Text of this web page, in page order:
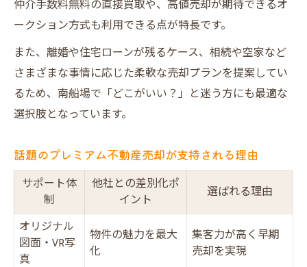
売却期間の目安と手続き流れ一覧表
プレミアム不動産売却で期間短縮できる理
由
必要書類と準備するタイミングのコツ
手続きの進め方で失敗しないポイント
契約から引き渡しまでの流れを解説
トラブル事例とプレミアム不動産売却の予
防策
売主・買主間の安心を守る専門サポート
建物状況調査で未然に防ぐリスク
正直不動産の実践が信頼につながる理由
仲介手数料無料の直接買取や、高値売却が期待できるオ
ークション方式も利用できる点が特長です。
また、離婚や住宅ローンが残るケース、相続や空家など
さまざまな事情に応じた柔軟な売却プランを提案してい
るため、南船場で「どこがいい？」と迷う方にも最適な
選択肢となっています。
話題のプレミアム不動産売却が支持される理由
サポート体
制
他社との差別化ポ
イント
選ばれる理由
オリジナル
図面・VR写
真
物件の魅力を最大
化
集客力が高く早期
売却を実現